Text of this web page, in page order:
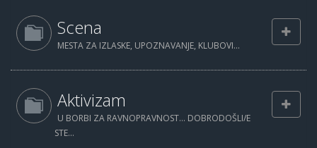
Scena
MESTA ZA IZLASKE, UPOZNAVANJE, KLUBOVI...
Aktivizam
U BORBI ZA RAVNOPRAVNOST... DOBRODOŠLI/E
STE...